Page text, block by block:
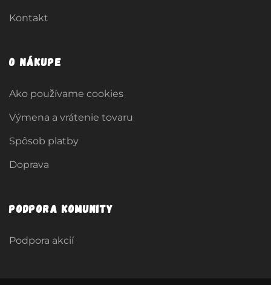
Kontakt
O nákupe
Ako používame cookies
Výmena a vrátenie tovaru
Spôsob platby
Doprava
Podpora komunity
Podpora akcií